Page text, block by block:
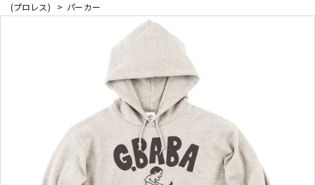
(プロレス)
> パーカー